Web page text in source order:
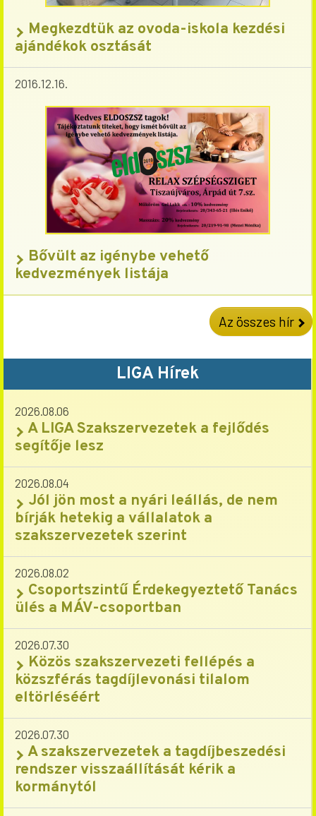
Megkezdtük az ovoda-iskola kezdési
ajándékok osztását
2016.12.16.
Bővült az igénybe vehető
kedvezmények listája
Az összes hír
LIGA Hírek
2026.08.06
A LIGA Szakszervezetek a fejlődés
segítője lesz
2026.08.04
Jól jön most a nyári leállás, de nem
bírják hetekig a vállalatok a
szakszervezetek szerint
2026.08.02
Csoportszintű Érdekegyeztető Tanács
ülés a MÁV-csoportban
2026.07.30
Közös szakszervezeti fellépés a
közszférás tagdíjlevonási tilalom
eltörléséért
2026.07.30
A szakszervezetek a tagdíjbeszedési
rendszer visszaállítását kérik a
kormánytól